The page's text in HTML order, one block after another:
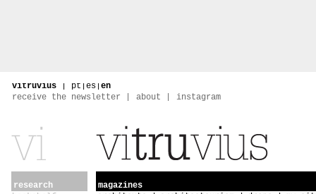
vitruvius | pt | es | en
receive the newsletter
about instagram
research
magazines